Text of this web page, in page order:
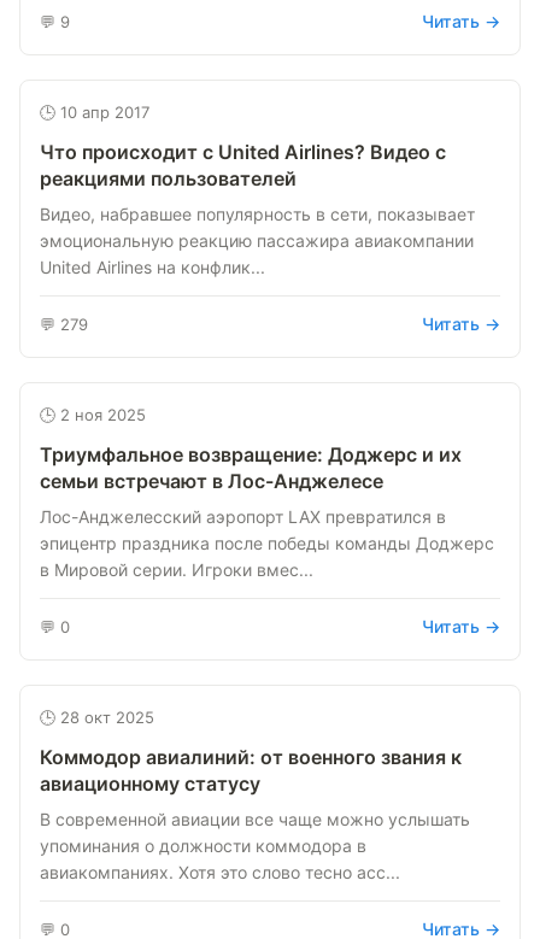
💬 9 Читать →
🕒 10 апр 2017
Что происходит с United Airlines? Видео с
реакциями пользователей
Видео, набравшее популярность в сети, показывает
эмоциональную реакцию пассажира авиакомпании
United Airlines на конфлик...
💬 279 Читать →
🕒 2 ноя 2025
Триумфальное возвращение: Доджерс и их
семьи встречают в Лос-Анджелесе
Лос-Анджелесский аэропорт LAX превратился в
эпицентр праздника после победы команды Доджерс
в Мировой серии. Игроки вмес...
💬 0 Читать →
🕒 28 окт 2025
Коммодор авиалиний: от военного звания к
авиационному статусу
В современной авиации все чаще можно услышать
упоминания о должности коммодора в
авиакомпаниях. Хотя это слово тесно асс...
💬 0 Читать →